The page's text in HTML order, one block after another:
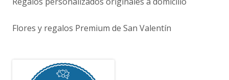
Flores y regalos Premium de San Valentín